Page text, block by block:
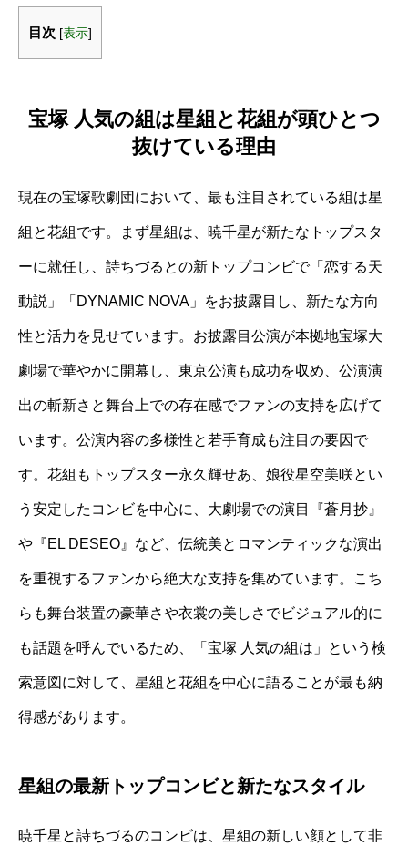
目次 [表示]
宝塚 人気の組は星組と花組が頭ひとつ
抜けている理由
現在の宝塚歌劇団において、最も注目されている組は星
組と花組です。まず星組は、暁千星が新たなトップスタ
ーに就任し、詩ちづるとの新トップコンビで「恋する天
動説」「DYNAMIC NOVA」をお披露目し、新たな方向
性と活力を見せています。お披露目公演が本拠地宝塚大
劇場で華やかに開幕し、東京公演も成功を収め、公演演
出の斬新さと舞台上での存在感でファンの支持を広げて
います。公演内容の多様性と若手育成も注目の要因で
す。花組もトップスター永久輝せあ、娘役星空美咲とい
う安定したコンビを中心に、大劇場での演目『蒼月抄』
や『EL DESEO』など、伝統美とロマンティックな演出
を重視するファンから絶大な支持を集めています。こち
らも舞台装置の豪華さや衣裳の美しさでビジュアル的に
も話題を呼んでいるため、「宝塚 人気の組は」という検
索意図に対して、星組と花組を中心に語ることが最も納
得感があります。
星組の最新トップコンビと新たなスタイル
暁千星と詩ちづるのコンビは、星組の新しい顔として非